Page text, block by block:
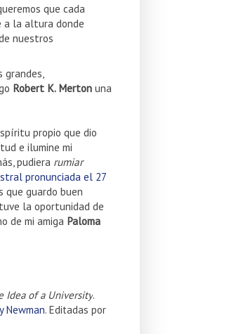
que cada
a la altura donde
nuestros
Robert K. Merton una
propio que dio
e ilumine mi
pudiera rumiar
pronunciada el 27
que guardo buen
la oportunidad de
de mi amiga Paloma
Idea of a University.
Newman. Editadas por